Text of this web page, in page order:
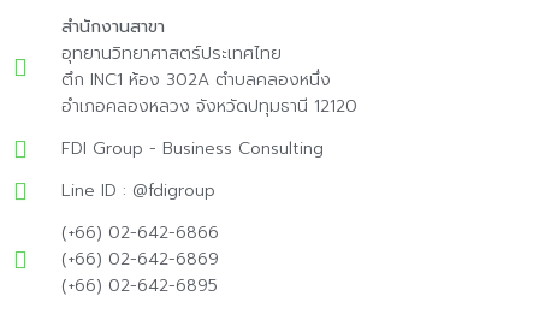
สำนักงานสาขา
อุทยานวิทยาศาสตร์ประเทศไทย
ตึก INC1 ห้อง 302A ตำบลคลองหนึ่ง
อำเภอคลองหลวง จังหวัดปทุมธานี 12120
FDI Group - Business Consulting
Line ID : @fdigroup
(+66) 02-642-6866
(+66) 02-642-6869
(+66) 02-642-6895